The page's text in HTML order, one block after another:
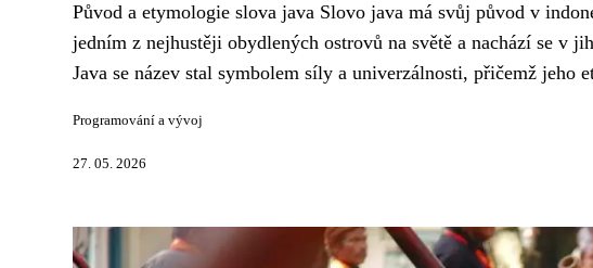
Původ a etymologie slova java Slovo java má svůj původ v
jedním z nejhustěji obydlených ostrovů na světě a nachází se v
Java se název stal symbolem síly a univerzálnosti, přičemž jeho
Programování a vývoj
27. 05. 2026